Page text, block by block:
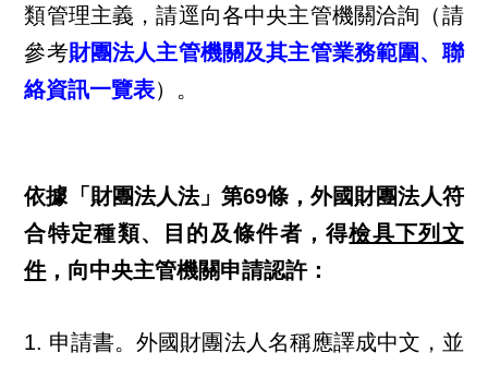
類管理主義，請逕向各中央主管機關洽詢（請
參考財團法人主管機關及其主管業務範圍、聯
絡資訊一覽表）。
依據「財團法人法」第69條，外國財團法人符
合特定種類、目的及條件者，得檢具下列文
件，向中央主管機關申請認許：
1. 申請書。外國財團法人名稱應譯成中文，並